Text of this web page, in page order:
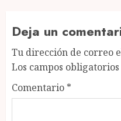
Deja un
Tu dirección de correo
Los campos
Comentario *